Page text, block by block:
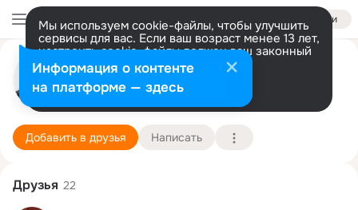
Войти
Мы используем cookie-файлы, чтобы улучшить
сервисы для вас. Если ваш возраст менее 13 лет,
настроить cookie-файлы должен ваш законный
представитель. Больше информации
Разрешить все Настроить
Kaptzan Marina
*** 17 марта (43 года)
Подробнее
Добавить в друзья Написать
Друзья 22
Информация о контенте
на платформе — здесь